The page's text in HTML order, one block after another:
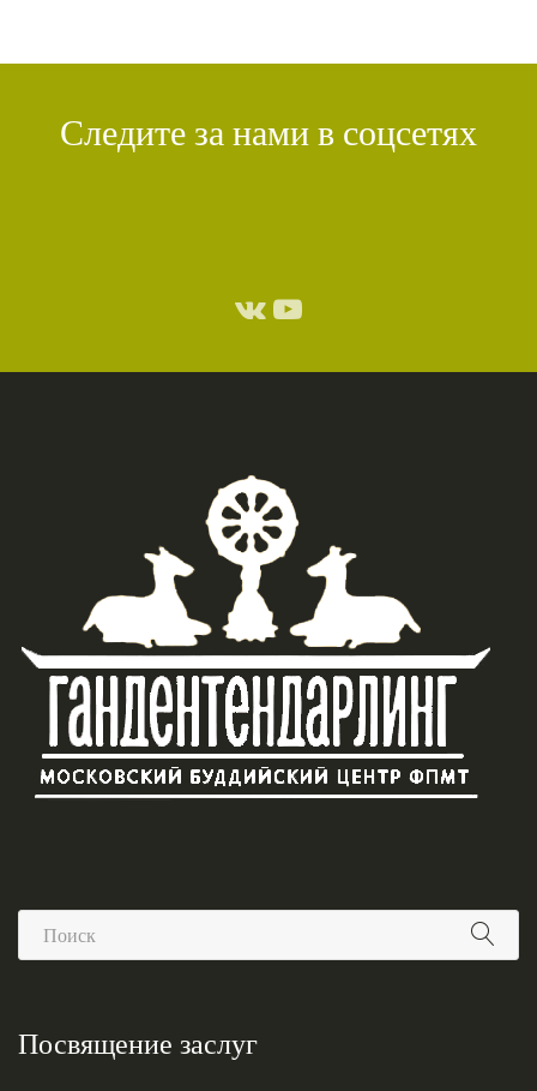
Следите за нами в соцсетях
Посвящение заслуг